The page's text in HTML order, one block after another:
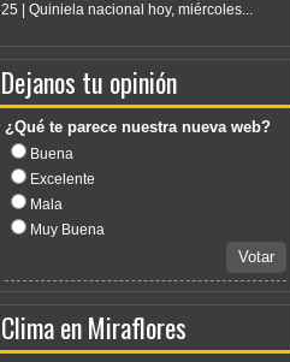
25 | Quiniela nacional hoy, miércoles...
Dejanos tu opinión
¿Qué te parece nuestra nueva web?
Buena
Excelente
Mala
Muy Buena
Votar
Clima en Miraflores